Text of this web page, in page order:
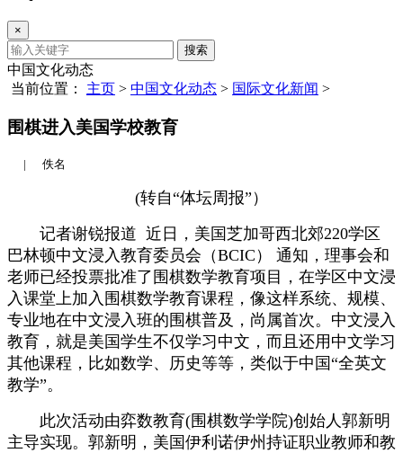
×
搜索
中国文化动态
当前位置： 主页 > 中国文化动态 > 国际文化新闻 >
围棋进入美国学校教育
| 佚名
(转自“体坛周报”）
记者谢锐报道 近日，美国芝加哥西北郊220学区
巴林顿中文浸入教育委员会（BCIC） 通知，理事会和
老师已经投票批准了围棋数学教育项目，在学区中文浸
入课堂上加入围棋数学教育课程，像这样系统、规模、
专业地在中文浸入班的围棋普及，尚属首次。中文浸入
教育，就是美国学生不仅学习中文，而且还用中文学习
其他课程，比如数学、历史等等，类似于中国“全英文
教学”。
此次活动由弈数教育(围棋数学学院)创始人郭新明
主导实现。郭新明，美国伊利诺伊州持证职业教师和教